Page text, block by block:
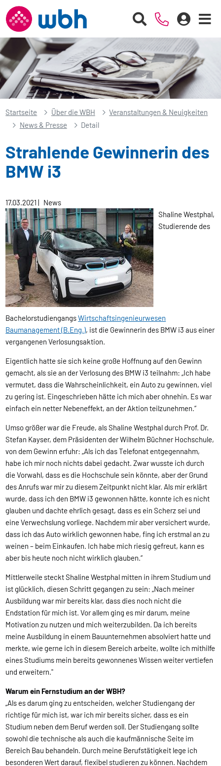
Startseite Über die WBH
Veranstaltungen & Neuigkeiten
News & Presse
Detail
Strahlende Gewinnerin des
BMW i3
17.03.2021| News
Shaline Westphal,
Studierende des
BachelorstudiengangsWirtschaftsingenieurwesen
Baumanagement (B.Eng.), ist die Gewinnerin des BMW i3 aus einer
vergangenen Verlosungsaktion.
Eigentlich hatte sie sich keine große Hoffnung auf den Gewinn
gemacht, als sie an der Verlosung des BMW i3 teilnahm: „Ich habe
vermutet, dass die Wahrscheinlichkeit, ein Auto zu gewinnen, viel
zu gering ist. Eingeschrieben hätte ich mich aber ohnehin. Es war
einfach ein netter Nebeneffekt, an der Aktion teilzunehmen.“
Umso größer war die Freude, als Shaline Westphal durch Prof. Dr.
Stefan Kayser, dem Präsidenten der Wilhelm Büchner Hochschule,
von dem Gewinn erfuhr: „Als ich das Telefonat entgegennahm,
habe ich mir noch nichts dabei gedacht. Zwar wusste ich durch
die Vorwahl, dass es die Hochschule sein könnte, aber der Grund
des Anrufs war mir zu diesem Zeitpunkt nicht klar. Als mir erklärt
wurde, dass ich den BMW i3 gewonnen hätte, konnte ich es nicht
glauben und dachte ehrlich gesagt, dass es ein Scherz sei und
eine Verwechslung vorliege. Nachdem mir aber versichert wurde,
dass ich das Auto wirklich gewonnen habe, fing ich erstmal an zu
weinen – beim Einkaufen. Ich habe mich riesig gefreut, kann es
aber bis heute noch nicht wirklich glauben.“
Mittlerweile steckt Shaline Westphal mitten in ihrem Studium und
ist glücklich, diesen Schritt gegangen zu sein: „Nach meiner
Ausbildung war mir bereits klar, dass dies noch nicht die
Endstation für mich ist. Vor allem ging es mir darum, meine
Motivation zu nutzen und mich weiterzubilden. Da ich bereits
meine Ausbildung in einem Bauunternehmen absolviert hatte und
merkte, wie gerne ich in diesem Bereich arbeite, wollte ich mithilfe
eines Studiums mein bereits gewonnenes Wissen weiter vertiefen
und erweitern."
Warum ein Fernstudium an der WBH?
„Als es darum ging zu entscheiden, welcher Studiengang der
richtige für mich ist, war ich mir bereits sicher, dass es ein
Studium neben dem Beruf werden soll. Der Studiengang sollte
sowohl die technische als auch die kaufmännische Seite im
Bereich Bau behandeln. Durch meine Berufstätigkeit lege ich
besonderen Wert darauf, flexibel studieren zu können. Nachdem